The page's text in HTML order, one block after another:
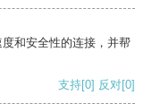
和安全性的连接，并帮
支持[0] 反对[0]